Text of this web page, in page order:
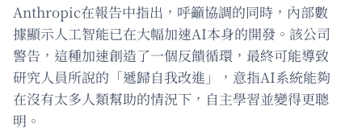
Anthropic在報告中指出，呼籲協調的同時，內部數
據顯示人工智能已在大幅加速AI本身的開發。該公司
警告，這種加速創造了一個反饋循環，最終可能導致
研究人員所說的「遞歸自我改進」，意指AI系統能夠
在沒有太多人類幫助的情況下，自主學習並變得更聰
明。